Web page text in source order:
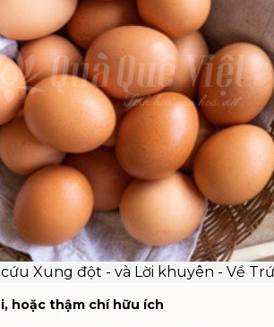
Xung đột - và Lời khuyên - Về
hoặc thậm chí hữu ích